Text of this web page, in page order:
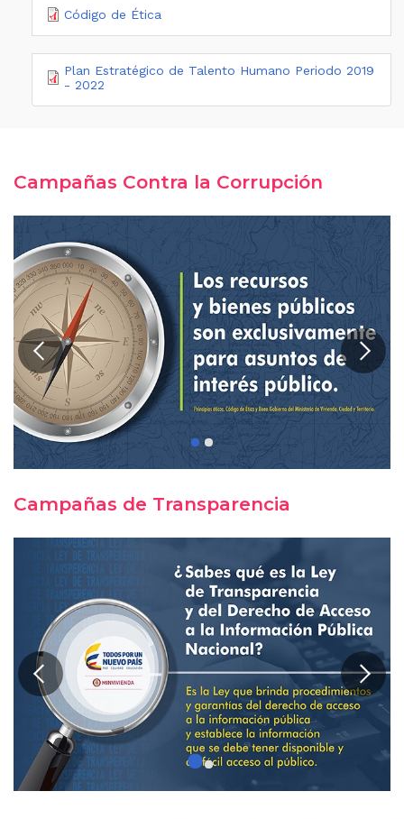
Código de Ética
Plan Estratégico de Talento Humano Periodo 2019
- 2022
Campañas Contra la Corrupción
Campañas de Transparencia